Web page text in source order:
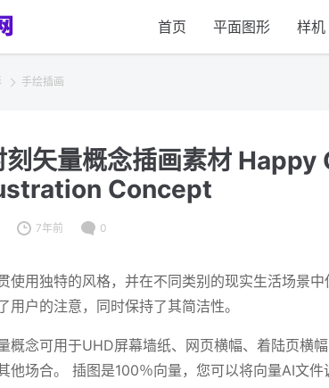
首页 平面图形 样机
手绘插画
刻矢量概念插画素材
Concept
7年前 0
使用独特的风格，并在不同类别的现实生活场景
用户的注意，同时保持了其简洁性。
概念可用于UHD屏幕墙纸、网页横幅、着陆页横
他场合。 插图是100％向量，您可以将向量AI文件